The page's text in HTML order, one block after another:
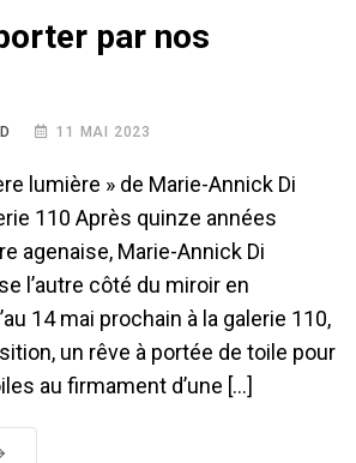
par nos
11 MAI 2023
lumière » de Marie-Annick Di
110 Après quinze années
agenaise, Marie-Annick Di
l’autre côté du miroir en
14 mai prochain à la galerie 110,
un rêve à portée de toile pour
au firmament d’une […]